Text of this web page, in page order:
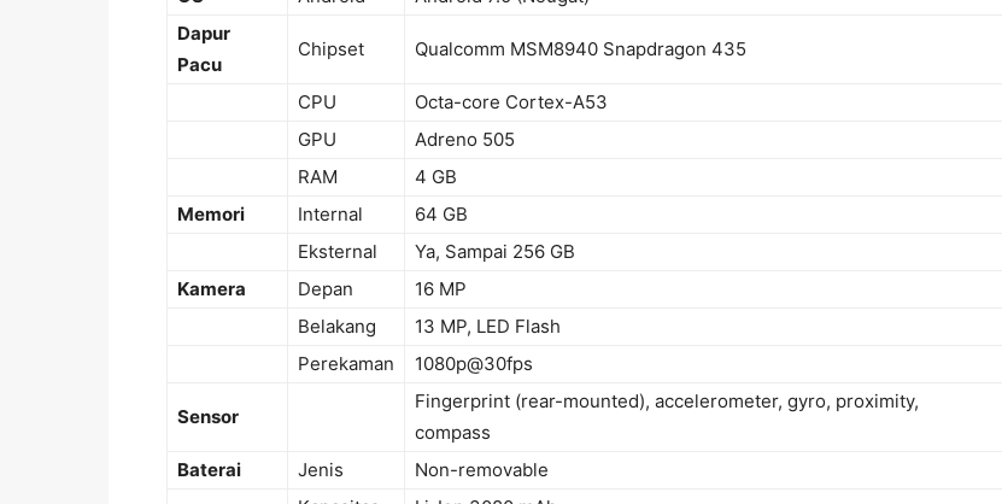
Dapur
Pacu
Chipset Qualcomm MSM8940 Snapdragon 435
CPU
Octa-core Cortex-A53
GPU
Adreno 505
RAM
4 GB
Memori
Internal
64 GB
Eksternal
Ya, Sampai 256 GB
Kamera
Depan
16 MP
Belakang
13 MP, LED Flash
Perekaman
1080p@30fps
Sensor
Fingerprint (rear-mounted), accelerometer, gyro, proximity,
compass
Baterai
Jenis
Non-removable